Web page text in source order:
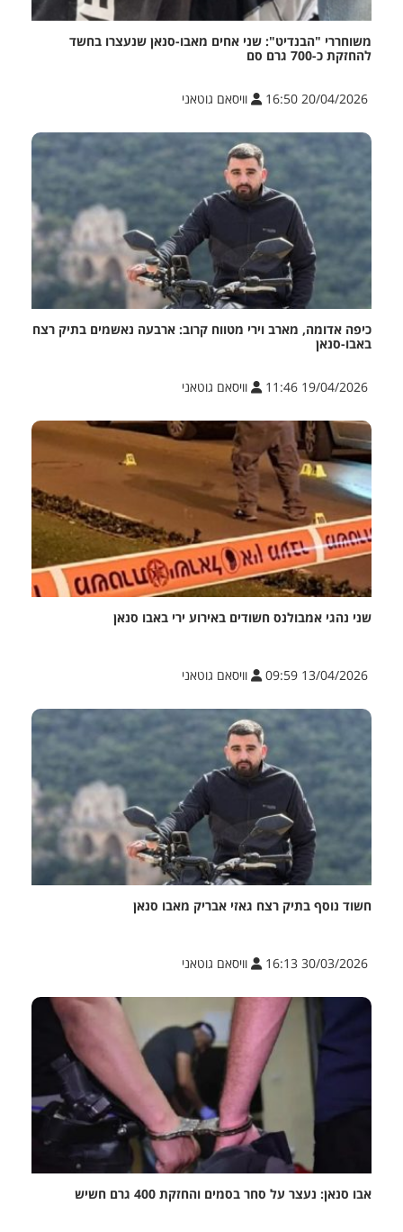
משוחררי "הבנדיט": שני אחים מאבו-סנאן שנעצרו בחשד
להחזקת כ-700 גרם סם
20/04/2026 16:50 וויסאם גוטאני
כיפה אדומה, מארב וירי מטווח קרוב: ארבעה נאשמים בתיק רצח
באבו-סנאן
19/04/2026 11:46 וויסאם גוטאני
שני נהגי אמבולנס חשודים באירוע ירי באבו סנאן
13/04/2026 09:59 וויסאם גוטאני
חשוד נוסף בתיק רצח גאזי אבריק מאבו סנאן
30/03/2026 16:13 וויסאם גוטאני
אבו סנאן: נעצר על סחר בסמים והחזקת 400 גרם חשיש